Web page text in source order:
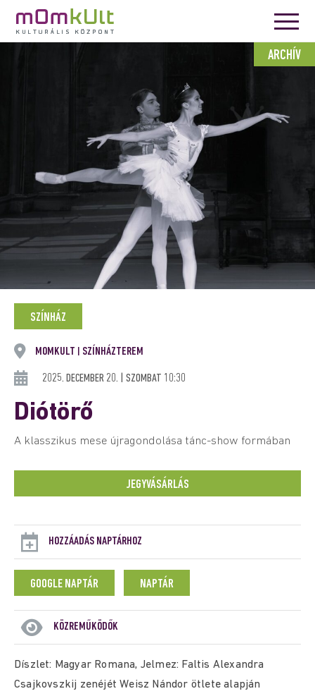
ARCHÍV
SZÍNHÁZ
MOMKULT SZÍNHÁZTEREM
2025. DECEMBER 20. | SZOMBAT 10:30
Diótörő
A klasszikus mese újragondolása tánc-show formában
JEGYVÁSÁRLÁS
HOZZÁADÁS NAPTÁRHOZ
GOOGLE NAPTÁR NAPTÁR
KÖZREMŰKÖDŐK
Díszlet: Magyar Romana, Jelmez: Faltis Alexandra
Csajkovszkij zenéjét Weisz Nándor ötlete alapján